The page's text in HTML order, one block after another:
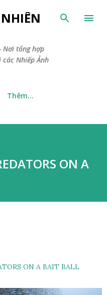
dung chính
Nơi tổng hợp
Nhiếp Ảnh
Thêm…
ON A
ON A BAIT BALL